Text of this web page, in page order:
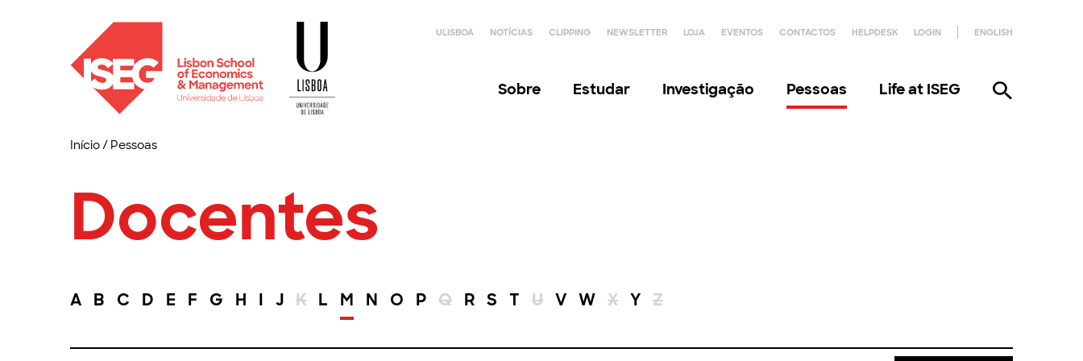
ULISBOA NOTÍCIAS CLIPPING NEWSLETTER LOJA EVENTOS CONTACTOS HELPDESK LOGIN ENGLISH
Sobre Estudar Investigação Pessoas Life at ISEG
Início/ Pessoas
Docentes
A B C D E F G H I J K L M N O P Q R S T U V W X Y Z